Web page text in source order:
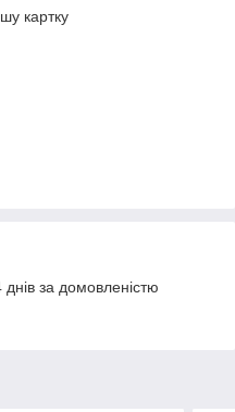
картку
за домовленістю